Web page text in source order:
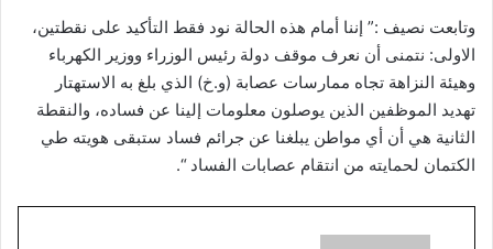
وتابعت نصيف :” إننا أمام هذه الحالة نود فقط التأكيد على نقطتين،
الاولى: نتمنى أن نعرف موقف دولة رئيس الوزراء ووزير الكهرباء
وهيئة النزاهة تجاه ممارسات عصابة (و.خ) الذي بلغ به الاستهتار
تهديد الموظفين الذين يوصلون معلومات إلينا عن فساده، والنقطة
الثانية هي أن أي مواطن يبلغنا عن جرائم فساد ستبقى هويته طي
الكتمان لحمايته من انتقام عصابات الفساد “.